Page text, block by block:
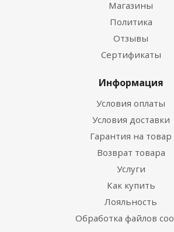
Магазины
Политика
Отзывы
Сертификаты
Информация
Условия оплаты
Условия доставки
Гарантия на товар
Возврат товара
Услуги
Как купить
Лояльность
Обработка файлов